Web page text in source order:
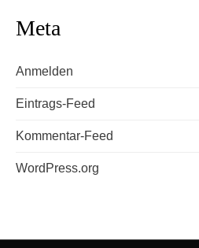
Meta
Anmelden
Eintrags-Feed
Kommentar-Feed
WordPress.org